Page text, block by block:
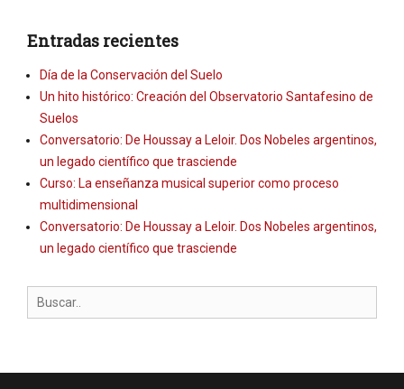
Entradas recientes
Día de la Conservación del Suelo
Un hito histórico: Creación del Observatorio Santafesino de
Suelos
Conversatorio: De Houssay a Leloir. Dos Nobeles argentinos,
un legado científico que trasciende
Curso: La enseñanza musical superior como proceso
multidimensional
Conversatorio: De Houssay a Leloir. Dos Nobeles argentinos,
un legado científico que trasciende
Search
for: